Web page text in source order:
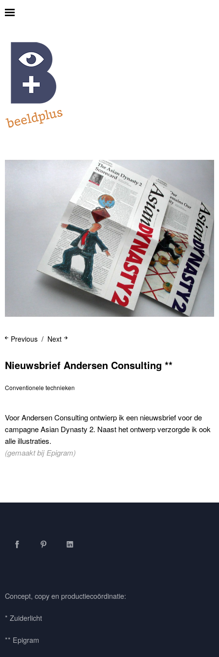
Next
Previous
Nieuwsbrief Andersen Consulting **
Conventionele technieken
Voor Andersen Consulting ontwierp ik een nieuwsbrief voor de
campagne Asian Dynasty 2. Naast het ontwerp verzorgde ik ook
alle illustraties.
(gemaakt bij Epigram)
Concept, copy en productiecoördinatie:
* Zuiderlicht
** Epigram